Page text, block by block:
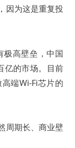
因为这是重复投
极高壁垒，中国
亿的市场。目前
端Wi-Fi芯片的
周期长、商业壁